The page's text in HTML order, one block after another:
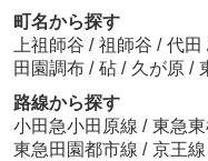
町名から探す
上祖師谷 / 祖師谷 / 代田
田園調布 / 砧 / 久が原 /
路線から探す
小田急小田原線 / 東急
東急田園都市線 / 京王線